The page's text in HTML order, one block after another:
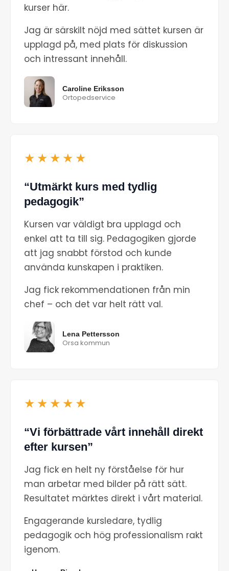
kurser här.
Jag är särskilt nöjd med sättet kursen är
upplagd på, med plats för diskussion
och intressant innehåll.
Caroline Eriksson
Ortopedservice
★★★★★
“Utmärkt kurs med tydlig
pedagogik”
Kursen var väldigt bra upplagd och
enkel att ta till sig. Pedagogiken gjorde
att jag snabbt förstod och kunde
använda kunskapen i praktiken.
Jag fick rekommendationen från min
chef – och det var helt rätt val.
Lena Pettersson
Orsa kommun
★★★★★
“Vi förbättrade vårt innehåll direkt
efter kursen”
Jag fick en helt ny förståelse för hur
man arbetar med bilder på rätt sätt.
Resultatet märktes direkt i vårt material.
Engagerande kursledare, tydlig
pedagogik och hög professionalism rakt
igenom.